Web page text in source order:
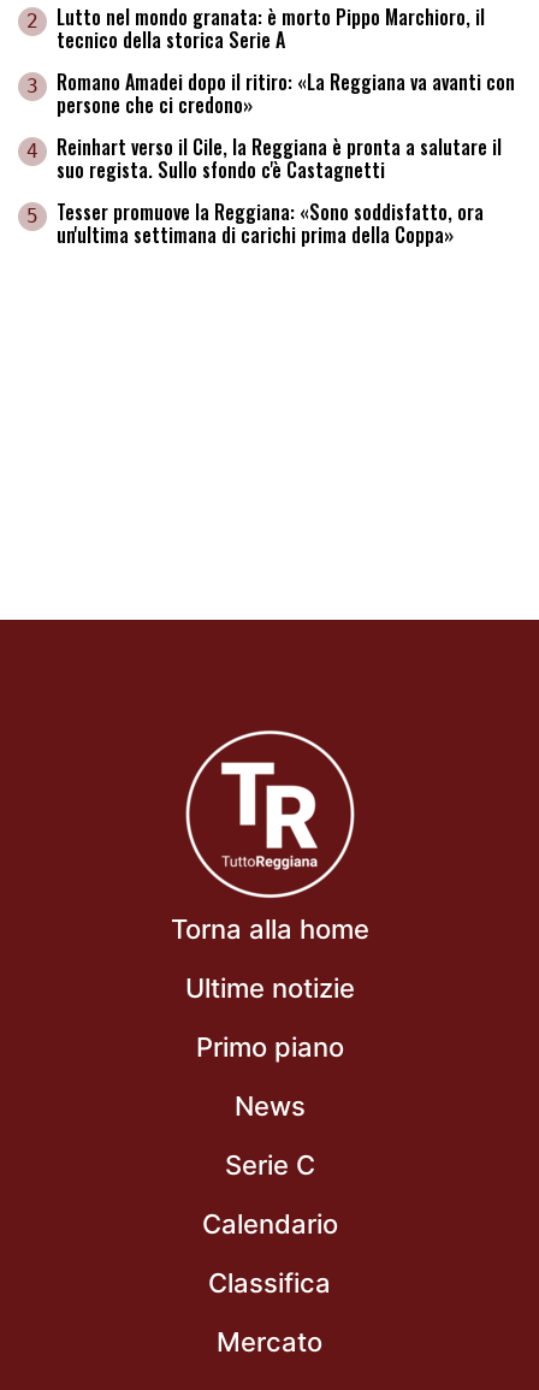
2 Lutto nel mondo granata: è morto Pippo Marchioro, il
tecnico della storica Serie A
3 Romano Amadei dopo il ritiro: «La Reggiana va avanti con
persone che ci credono»
4 Reinhart verso il Cile, la Reggiana è pronta a salutare il
suo regista. Sullo sfondo c'è Castagnetti
5 Tesser promuove la Reggiana: «Sono soddisfatto, ora
un'ultima settimana di carichi prima della Coppa»
Torna alla home
Ultime notizie
Primo piano
News
Serie C
Calendario
Classifica
Mercato